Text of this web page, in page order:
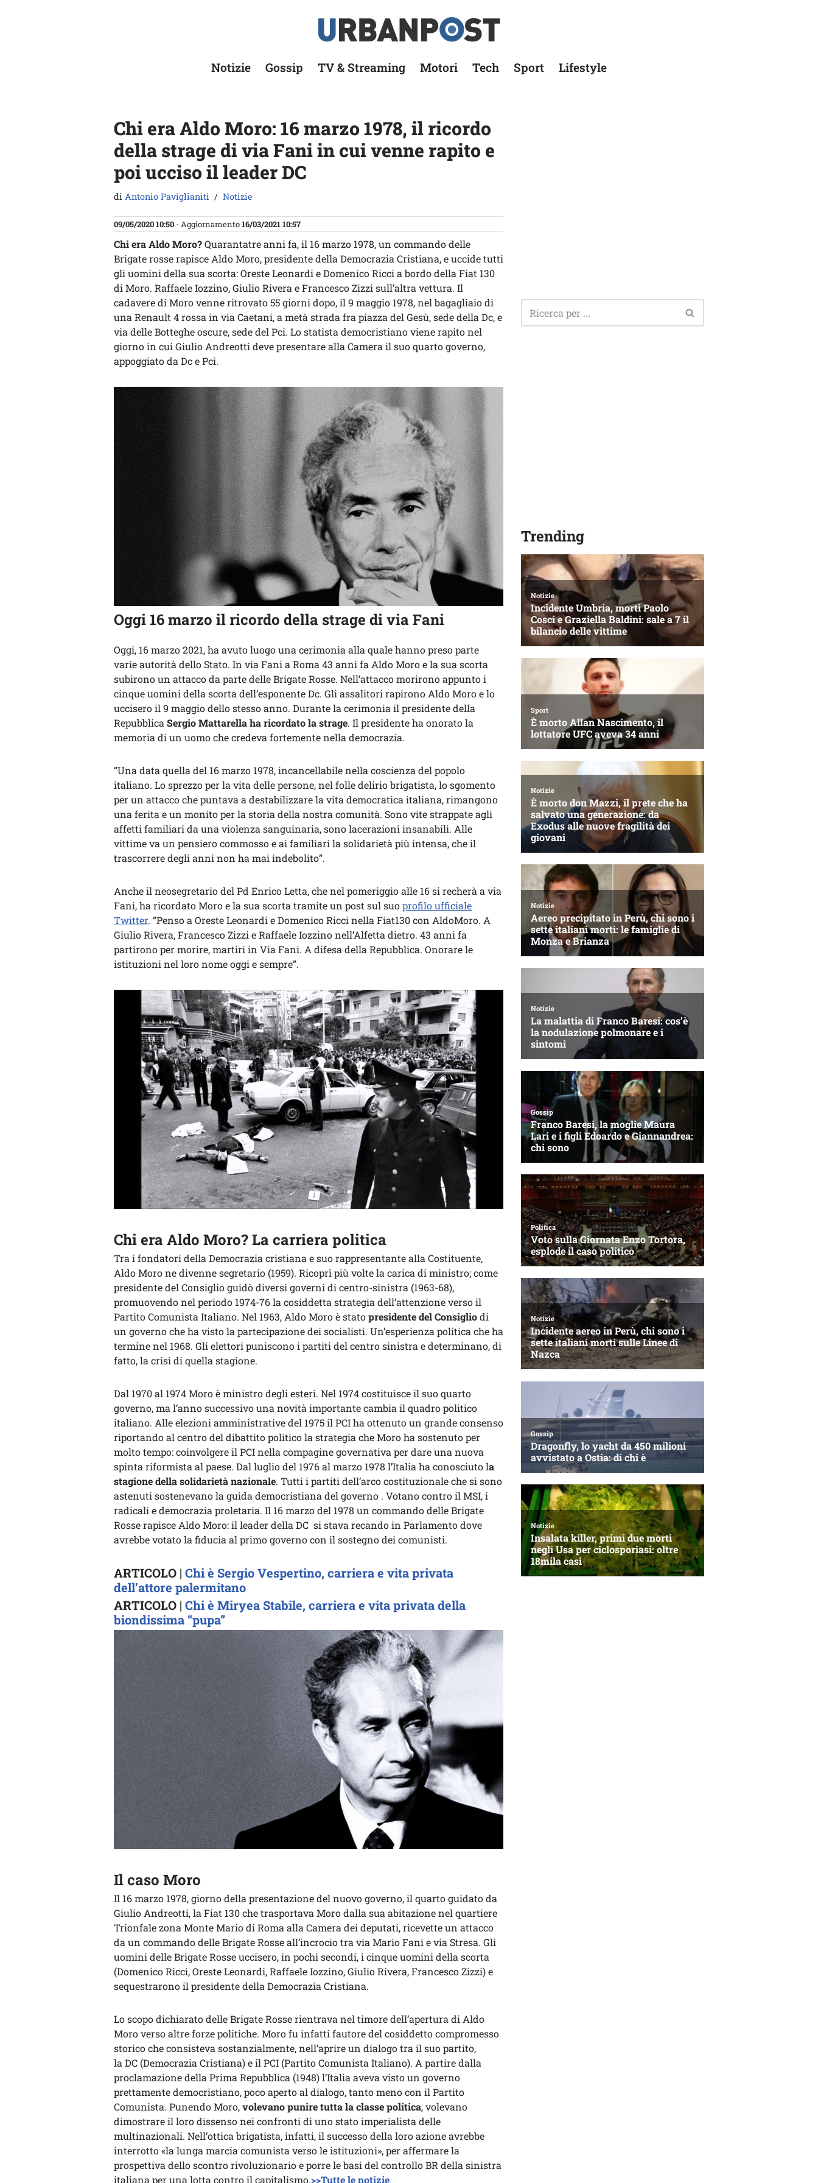
Notizie Gossip TV & Streaming Motori Tech Sport Lifestyle
Chi era Aldo Moro: 16 marzo 1978, il ricordo
della strage di via Fani in cui venne rapito e
poi ucciso il leader DC
di Antonio Paviglianiti Notizie
09/05/2020 10:50 - Aggiornamento16/03/2021 10:57
Chi era Aldo Moro?Quarantatre anni fa, il 16 marzo 1978, un commando delle
Brigate rosse rapisce Aldo Moro, presidente della Democrazia Cristiana, e uccide tutti
gli uomini della sua scorta: Oreste Leonardi e Domenico Ricci a bordo della Fiat 130
di Moro. Raffaele Iozzino, Giulio Rivera e Francesco Zizzi sull’altra vettura. Il
cadavere di Moro venne ritrovato 55 giorni dopo, il 9 maggio 1978, nel bagagliaio di
una Renault 4 rossa in via Caetani, a metà strada fra piazza del Gesù, sede della Dc, e
via delle Botteghe oscure, sede del Pci. Lo statista democristiano viene rapito nel
giorno in cui Giulio Andreotti deve presentare alla Camera il suo quarto governo,
appoggiato da Dc e Pci.
Oggi 16 marzo il ricordo della strage di via Fani
Oggi, 16 marzo 2021, ha avuto luogo una cerimonia alla quale hanno preso parte
varie autorità dello Stato. In via Fani a Roma 43 anni fa Aldo Moro e la sua scorta
subirono un attacco da parte delle Brigate Rosse. Nell’attacco morirono appunto i
cinque uomini della scorta dell’esponente Dc. Gli assalitori rapirono Aldo Moro e lo
uccisero il 9 maggio dello stesso anno. Durante la cerimonia il presidente della
Repubblica Sergio Mattarella ha ricordato la strage. Il presidente ha onorato la
memoria di un uomo che credeva fortemente nella democrazia.
“Una data quella del 16 marzo 1978, incancellabile nella coscienza del popolo
italiano. Lo sprezzo per la vita delle persone, nel folle delirio brigatista, lo sgomento
per un attacco che puntava a destabilizzare la vita democratica italiana, rimangono
una ferita e un monito per la storia della nostra comunità. Sono vite strappate agli
affetti familiari da una violenza sanguinaria, sono lacerazioni insanabili. Alle
vittime va un pensiero commosso e ai familiari la solidarietà più intensa, che il
trascorrere degli anni non ha mai indebolito”.
Anche il neosegretario del Pd Enrico Letta, che nel pomeriggio alle 16 si recherà a via
Fani, ha ricordato Moro e la sua scorta tramite un post sul suoprofilo ufficiale
Twitter. “Penso a Oreste Leonardi e Domenico Ricci nella Fiat130 con AldoMoro. A
Giulio Rivera, Francesco Zizzi e Raffaele Iozzino nell’Alfetta dietro. 43 anni fa
partirono per morire, martiri in Via Fani. A difesa della Repubblica. Onorare le
istituzioni nel loro nome oggi e sempre”.
Chi era Aldo Moro? La carriera politica
Tra i fondatori della Democrazia cristiana e suo rappresentante alla Costituente,
Aldo Moro ne divenne segretario (1959). Ricoprì più volte la carica di ministro; come
presidente del Consiglio guidò diversi governi di centro-sinistra (1963-68),
promuovendo nel periodo 1974-76 la cosiddetta strategia dell’attenzione verso il
Partito Comunista Italiano. Nel 1963, Aldo Moro è statopresidente del Consigliodi
un governo che ha visto la partecipazione dei socialisti. Un’esperienza politica che ha
termine nel 1968. Gli elettori puniscono i partiti del centro sinistra e determinano, di
fatto, la crisi di quella stagione.
Dal 1970 al 1974 Moro è ministro degli esteri. Nel 1974 costituisce il suo quarto
governo, ma l’anno successivo una novità importante cambia il quadro politico
italiano. Alle elezioni amministrative del 1975 il PCI ha ottenuto un grande consenso
riportando al centro del dibattito politico la strategia che Moro ha sostenuto per
molto tempo: coinvolgere il PCI nella compagine governativa per dare una nuova
spinta riformista al paese. Dal luglio del 1976 al marzo 1978 l’Italia ha conosciuto la
stagione della solidarietà nazionale. Tutti i partiti dell’arco costituzionale che si sono
astenuti sostenevano la guida democristiana del governo . Votano contro il MSI, i
radicali e democrazia proletaria. Il 16 marzo del 1978 un commando delle Brigate
Rosse rapisce Aldo Moro: il leader della DC si stava recando in Parlamento dove
avrebbe votato la fiducia al primo governo con il sostegno dei comunisti.
ARTICOLO | Chi è Sergio Vespertino, carriera e vita privata
dell’attore palermitano
ARTICOLO | Chi è Miryea Stabile, carriera e vita privata della
biondissima “pupa”
Il caso Moro
Il 16 marzo 1978, giorno della presentazione del nuovo governo, il quarto guidato da
Giulio Andreotti, la Fiat 130 che trasportava Moro dalla sua abitazione nel quartiere
Trionfale zona Monte Mario di Roma alla Camera dei deputati, ricevette un attacco
da un commando delle Brigate Rosse all’incrocio tra via Mario Fani e via Stresa. Gli
uomini delle Brigate Rosse uccisero, in pochi secondi, i cinque uomini della scorta
(Domenico Ricci, Oreste Leonardi, Raffaele Iozzino, Giulio Rivera, Francesco Zizzi) e
sequestrarono il presidente della Democrazia Cristiana.
Lo scopo dichiarato delle Brigate Rosse rientrava nel timore dell’apertura di Aldo
Moro verso altre forze politiche. Moro fu infatti fautore del cosiddetto compromesso
storico che consisteva sostanzialmente, nell’aprire un dialogo tra il suo partito,
la DC (Democrazia Cristiana) e il PCI (Partito Comunista Italiano). A partire dalla
proclamazione della Prima Repubblica (1948) l’Italia aveva visto un governo
prettamente democristiano, poco aperto al dialogo, tanto meno con il Partito
Comunista. Punendo Moro,volevano punire tutta la classe politica, volevano
dimostrare il loro dissenso nei confronti di uno stato imperialista delle
multinazionali. Nell’ottica brigatista, infatti, il successo della loro azione avrebbe
interrotto «la lunga marcia comunista verso le istituzioni», per affermare la
prospettiva dello scontro rivoluzionario e porre le basi del controllo BR della sinistra
italiana per una lotta contro il capitalismo.>>Tutte le notizie
Trending